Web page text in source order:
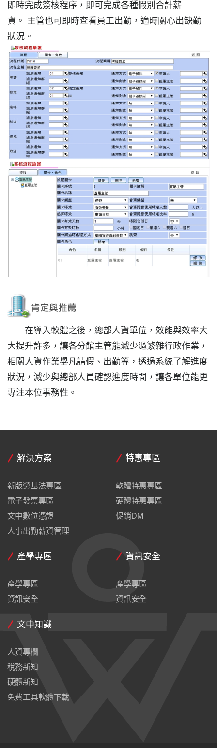
即時完成簽核程序，即可完成各種假別合計薪
資。 主管也可即時查看員工出勤，適時關心出缺勤
狀況。
在導入軟體之後，總部人資單位，效能與效率大
大提升許多，讓各分館主管能減少過繁雜行政作業，
相關人資作業舉凡請假、出勤等，透過系統了解進度
狀況，減少與總部人員確認進度時間，讓各單位能更
專注本位事務性。
解決方案
新版勞基法專區
電子發票專區
文中數位憑證
人事出勤薪資管理
特惠專區
軟體特惠專區
硬體特惠專區
促銷DM
產學專區
產學專區
資訊安全
資訊安全
產學專區
資訊安全
文中知識
人資專欄
稅務新知
硬體新知
免費工具軟體下載